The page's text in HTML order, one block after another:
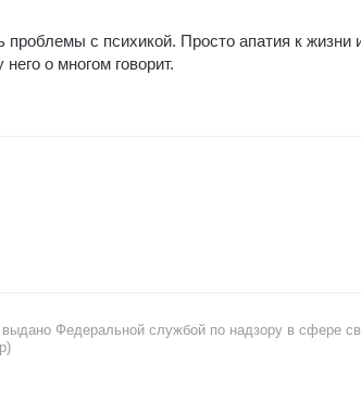
проблемы с психикой. Просто апатия к жизни
о многом говорит.
Федеральной службой по надзору в сфере